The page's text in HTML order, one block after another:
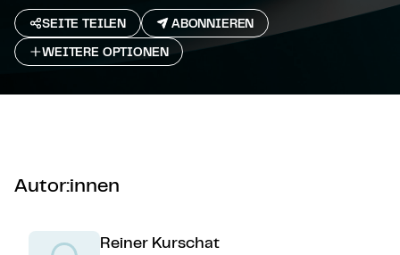
SEITE TEILEN
ABONNIEREN
WEITERE OPTIONEN
Autor:innen
Reiner Kurschat